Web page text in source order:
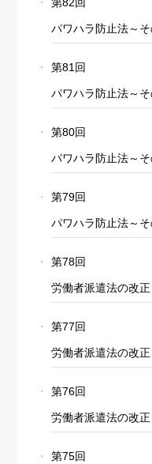
パワハラ防止法～
第81回
パワハラ防止法～そ
第80回
パワハラ防止法～そ
第79回
パワハラ防止法～そ
第78回
労働者派遣法の改
第77回
労働者派遣法の改
第76回
労働者派遣法の改正
第75回